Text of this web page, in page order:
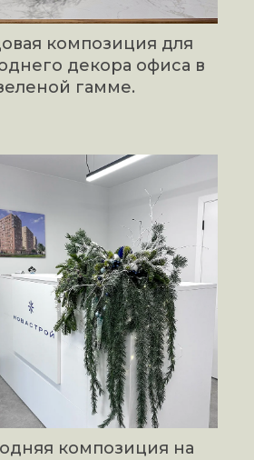
композиция для
декора офиса в
гамме.
композиция на